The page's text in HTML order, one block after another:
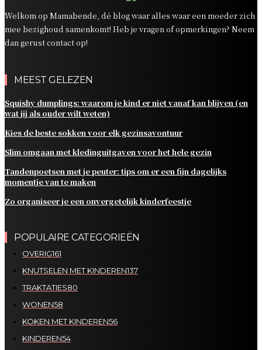
Welkom op Mamabende, dé blog waar alles waar een moeder zich
mee bezighoud samenkomt! Heb je vragen of opmerkingen? Neem
dan gerust contact op!
MEEST GELEZEN
Squishy dumplings: waarom je kind er niet vanaf kan blijven (en
wat jij als ouder wilt weten)
Kies de beste sokken voor elk gezinsavontuur
Slim omgaan met kledinguitgaven voor het hele gezin
Tandenpoetsen met je peuter: tips om er een fijn dagelijks
momentje van te maken
Zo organiseer je een onvergetelijk kinderfeestje
POPULAIRE CATEGORIEËN
OVERIG161
KNUTSELEN MET KINDEREN137
TRAKTATIES80
WONEN58
KOKEN MET KINDEREN56
KINDEREN54